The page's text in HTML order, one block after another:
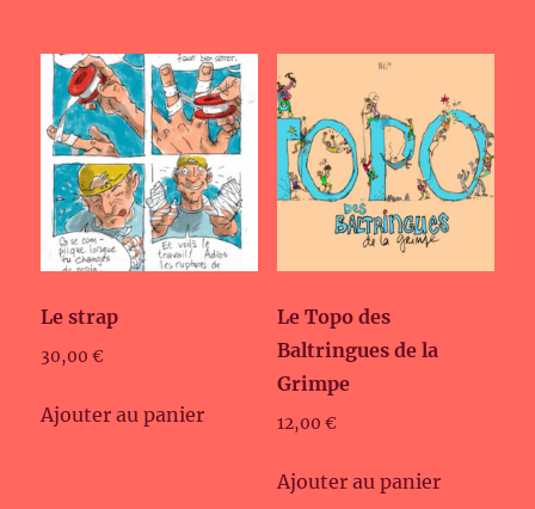
Le strap
30,00€
Ajouter au panier
Le Topo des
Baltringues de la
Grimpe
12,00 €
Ajouter au panier